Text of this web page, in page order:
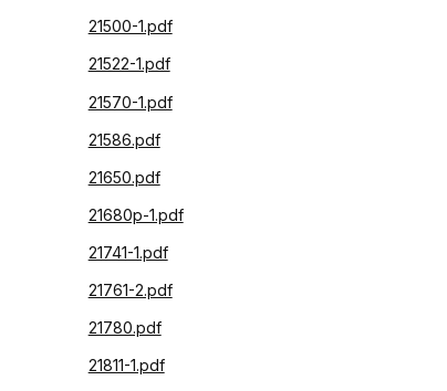
21500-1.pdf
21522-1.pdf
21570-1.pdf
21586.pdf
21650.pdf
21680p-1.pdf
21741-1.pdf
21761-2.pdf
21780.pdf
21811-1.pdf